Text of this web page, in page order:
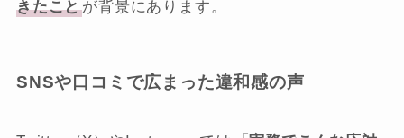
きたことが背景にあります。
SNSや口コミで広まった違和感の声